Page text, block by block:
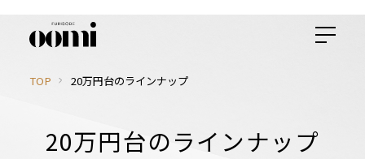
TOP 20万円台のラインナップ
20万円台のラインナップ